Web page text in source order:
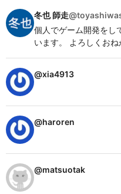
冬也 師走@
個人でゲーム開発をし
います。 よろしくおね
@xia4913
@haroren
@matsuotak